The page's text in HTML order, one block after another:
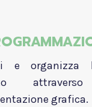
e organizza
grafica.